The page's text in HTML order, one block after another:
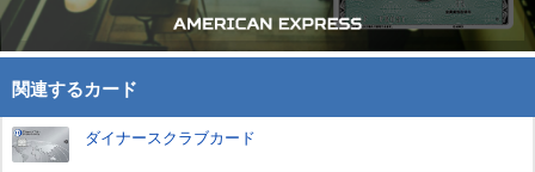
関連するカード
ダイナースクラブカード